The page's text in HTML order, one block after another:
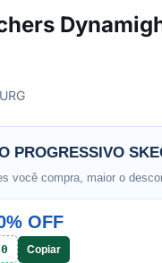
PROGRESSIVO
você compra, maior o
OFF
Copiar